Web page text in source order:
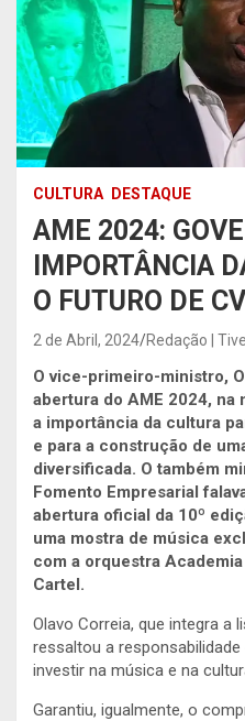
CULTURA DESTAQUE
AME 2024:
IMPORTÂNCIA
O FUTURO DE CV
2 de Abril, 2024 Redação |
O vice-primeiro-ministro,
abertura do AME 2024,
a importância da cultura
e para a construção de
diversificada. O também
Fomento Empresarial
abertura oficial da 10º
uma mostra de música
com a orquestra
Cartel.
Olavo Correia, que integra a
ressaltou a
investir na música e na
Garantiu, igualmente, o